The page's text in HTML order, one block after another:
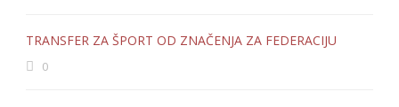
TRANSFER ZA ŠPORT OD ZNAČENJA ZA FEDERACIJU
0